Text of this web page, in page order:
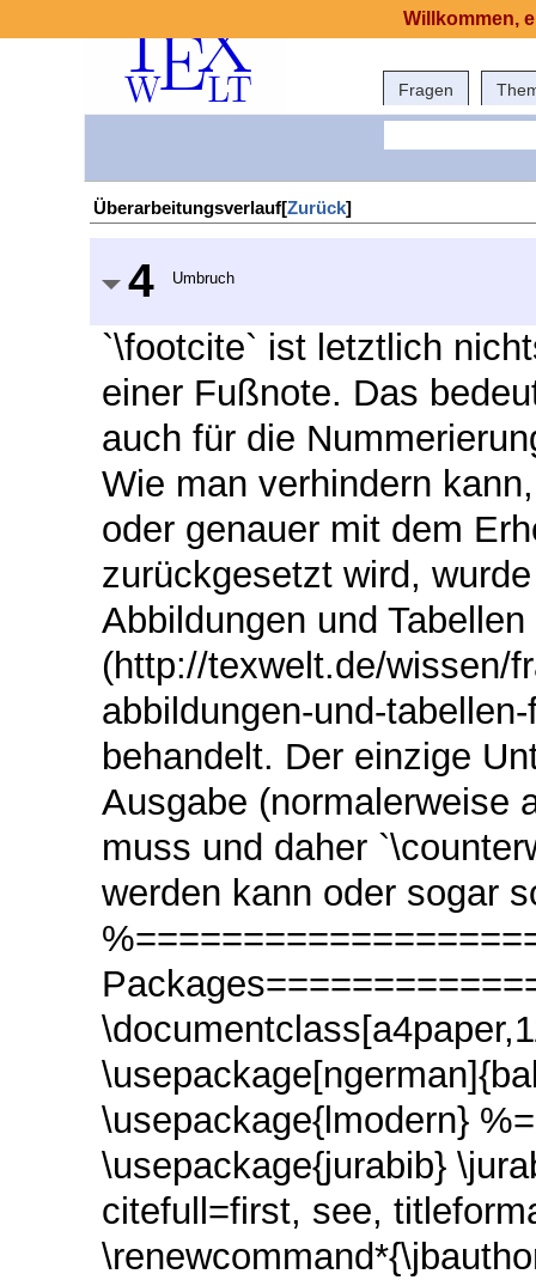
Fragen
Überarbeitungsverlauf[Zurück]
4 Umbruch
`\footcite` ist letztlich
einer Fußnote. Das
auch für die
Wie man verhindern
oder genauer mit dem
zurückgesetzt wird,
Abbildungen und
(http://texwelt.de/wissen/
abbildungen-und-
behandelt. Der einzige
Ausgabe (normalerweise
muss und daher
werden kann oder sogar
\usepackage{lmodern}
\usepackage{jurabib}
citefull=first, see,
Willkommen,